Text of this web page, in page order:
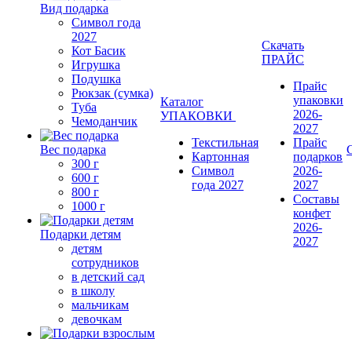
Вид подарка
Символ года
2027
Кот Басик
Игрушка
Подушка
Рюкзак (сумка)
Туба
Чемоданчик
Вес подарка
300 г
600 г
800 г
1000 г
Подарки детям
детям
сотрудников
в детский сад
в школу
мальчикам
девочкам
Каталог
УПАКОВКИ
Текстильная
Картонная
Символ
года 2027
Скачать
ПРАЙС
Прайс
упаковки
2026-
2027
Прайс
подарков
2026-
2027
Составы
конфет
2026-
2027